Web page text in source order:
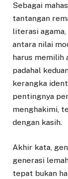
Sebagai
tantangan
literasi
antara nilai
harus memilih
padahal
kerangka
pentingnya
menghakimi,
dengan kasih.
Akhir kata,
generasi
tepat bukan